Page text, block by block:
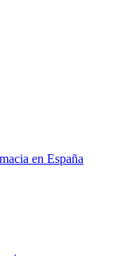
en España